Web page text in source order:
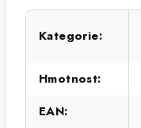
Kategorie:
Hmotnost:
EAN: